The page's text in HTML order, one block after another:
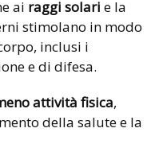
ai raggi solari e la
stimolano in modo
inclusi i
e di difesa.
attività fisica,
della salute e la